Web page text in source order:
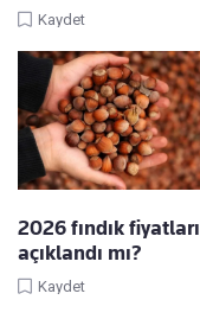
Kaydet
2026 fındık fiyatları
açıklandı mı?
Kaydet